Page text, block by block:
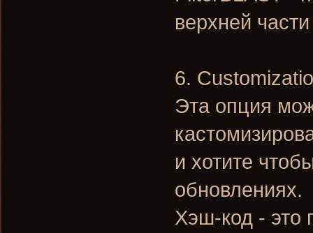
верхней
6.
Эта опция
и хотите
обновлениях.
Хэш-код - это